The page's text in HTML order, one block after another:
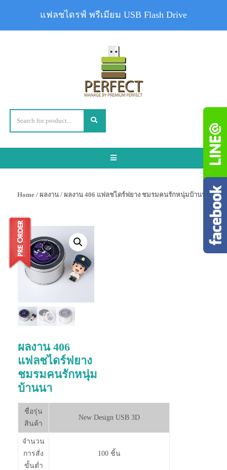
Toggle
Home / ผลงาน / ผลงาน 406 แฟลชไดร์ฟยาง ชมรมคนรักหนุ่มบ้านนา
ผลงาน 406
แฟลชไดร์ฟยาง
ชมรมคนรักหนุ่ม
บ้านนา
ชื่อรุ่น
สินค้า
New Design USB 3D
จำนวน
การสั่ง
ขั้นต่ำ
100 ชิ้น
แฟลชไดรฟ์ พรีเมียม USB Flash Drive